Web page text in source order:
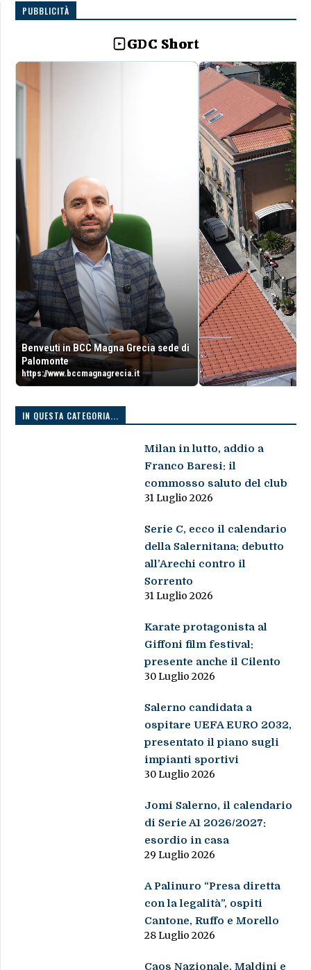
PUBBLICITÀ
GDC Short
Benveuti in BCC Magna Grecia sede di
Palomonte
https://www.bccmagnagrecia.it
IN QUESTA CATEGORIA...
Milan in lutto, addio a
Franco Baresi: il
commosso saluto del club
31 Luglio 2026
Serie C, ecco il calendario
della Salernitana: debutto
all’Arechi contro il
Sorrento
31 Luglio 2026
Karate protagonista al
Giffoni film festival:
presente anche il Cilento
30 Luglio 2026
Salerno candidata a
ospitare UEFA EURO 2032,
presentato il piano sugli
impianti sportivi
30 Luglio 2026
Jomi Salerno, il calendario
di Serie A1 2026/2027:
esordio in casa
29 Luglio 2026
A Palinuro “Presa diretta
con la legalità”, ospiti
Cantone, Ruffo e Morello
28 Luglio 2026
Caos Nazionale, Maldini e